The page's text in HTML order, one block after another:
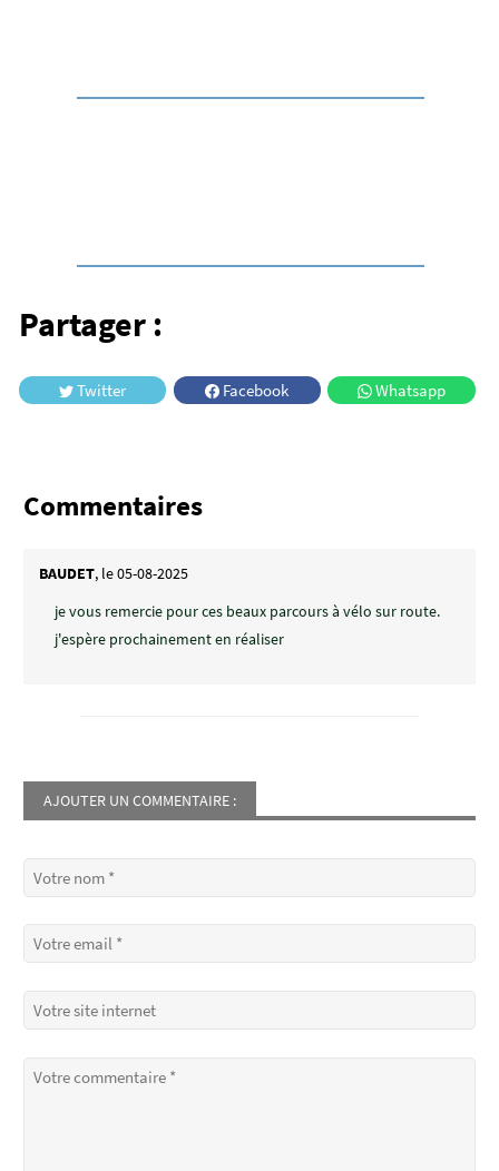
Partager :
Twitter Facebook Whatsapp
Commentaires
BAUDET, le 05-08-2025
je vous remercie pour ces beaux parcours à vélo sur route.
j'espère prochainement en réaliser
AJOUTER UN COMMENTAIRE :